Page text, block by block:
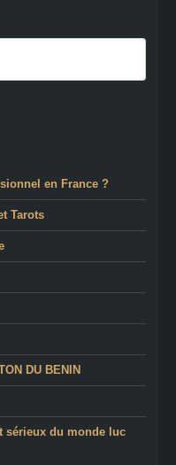
en France ?
Tarots
DU BENIN
sérieux du monde luc